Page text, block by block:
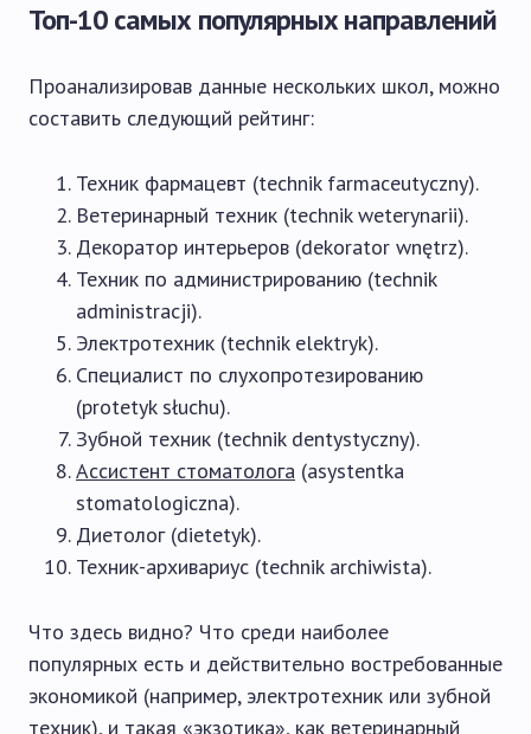
Топ-10 самых популярных направлений
Проанализировав данные нескольких школ, можно
составить следующий рейтинг:
Техник фармацевт (technik farmaceutyczny).
Ветеринарный техник (technik weterynarii).
Декоратор интерьеров (dekorator wnętrz).
Техник по администрированию (technik
administracji).
Электротехник (technik elektryk).
Специалист по слухопротезированию
(protetyk słuchu).
Зубной техник (technik dentystyczny).
Ассистент стоматолога (asystentka
stomatologiczna).
Диетолог (dietetyk).
Техник-архивариус (technik archiwista).
Что здесь видно? Что среди наиболее
популярных есть и действительно востребованные
экономикой (например, электротехник или зубной
техник), и такая «экзотика», как ветеринарный